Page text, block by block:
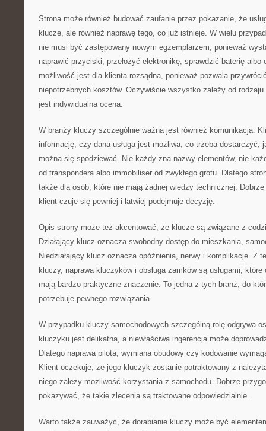
Strona może również budować zaufanie przez pokazanie, że
klucze, ale również naprawę tego, co już istnieje. W wielu
nie musi być zastępowany nowym egzemplarzem, ponieważ
naprawić przyciski, przełożyć elektronikę, sprawdzić baterię albo
możliwość jest dla klienta rozsądna, ponieważ pozwala
niepotrzebnych kosztów. Oczywiście wszystko zależy od
jest indywidualna ocena.
W branży kluczy szczególnie ważna jest również komunikacja.
informację, czy dana usługa jest możliwa, co trzeba dostarczyć,
można się spodziewać. Nie każdy zna nazwy elementów, nie
od transpondera albo immobiliser od zwykłego grotu. Dlatego
także dla osób, które nie mają żadnej wiedzy technicznej. Dobrze
klient czuje się pewniej i łatwiej podejmuje decyzję.
Opis strony może też akcentować, że klucze są związane z
Działający klucz oznacza swobodny dostęp do mieszkania,
Niedziałający klucz oznacza opóźnienia, nerwy i komplikacje. Z
kluczy, naprawa kluczyków i obsługa zamków są usługami,
mają bardzo praktyczne znaczenie. To jedna z tych branż, do
potrzebuje pewnego rozwiązania.
W przypadku kluczy samochodowych szczególną rolę odgrywa
kluczyku jest delikatna, a niewłaściwa ingerencja może
Dlatego naprawa pilota, wymiana obudowy czy kodowanie
Klient oczekuje, że jego kluczyk zostanie potraktowany z
niego zależy możliwość korzystania z samochodu. Dobrze
pokazywać, że takie zlecenia są traktowane odpowiedzialnie.
Warto także zauważyć, że dorabianie kluczy może być